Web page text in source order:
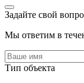
Задайте свой
Мы ответим в
Тип объекта